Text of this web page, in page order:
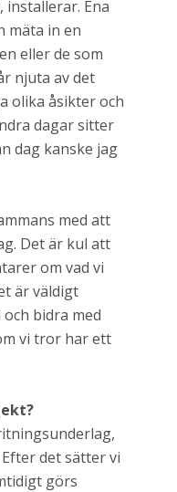
installerar. Ena
mäta in en
eller de som
njuta av det
olika åsikter och
dagar sitter
dag kanske jag
med att
Det är kul att
om vad vi
är väldigt
bidra med
vi tror har ett
det sätter vi
görs